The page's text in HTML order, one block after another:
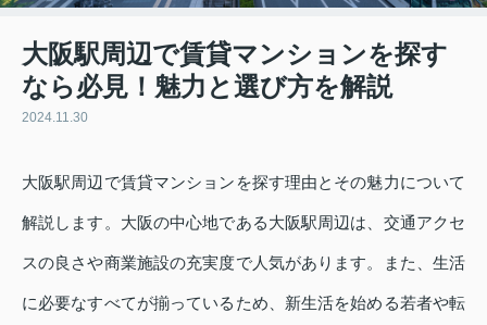
大阪駅周辺で賃貸マンションを探す
なら必見！魅力と選び方を解説
2024.11.30
大阪駅周辺で賃貸マンションを探す理由とその魅力について
解説します。大阪の中心地である大阪駅周辺は、交通アクセ
スの良さや商業施設の充実度で人気があります。また、生活
に必要なすべてが揃っているため、新生活を始める若者や転